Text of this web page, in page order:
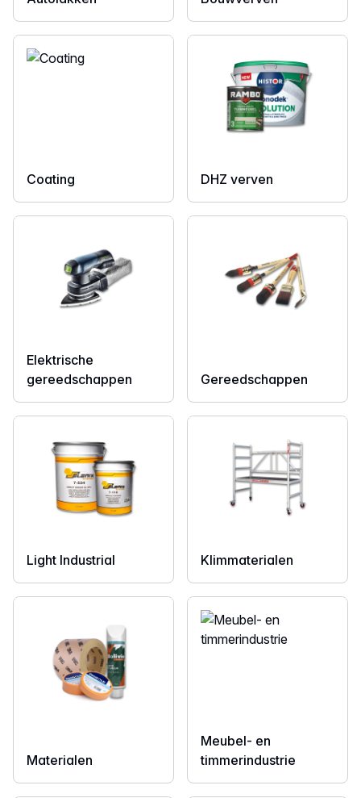
Coating DHZ verven
Elektrische
gereedschappen
Gereedschappen
Light Industrial Klimmaterialen
Materialen
Meubel- en
timmerindustrie